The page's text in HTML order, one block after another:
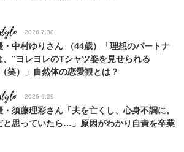
2026.7.30
・中村ゆりさん （44歳）「理想のパートナ
、”ヨレヨレのTシャツ姿を見せられる
笑）」自然体の恋愛観とは？
2026.6.29
・須藤理彩さん「夫を亡くし、心身不調に。
と思っていたら…」原因がわかり自責を卒業